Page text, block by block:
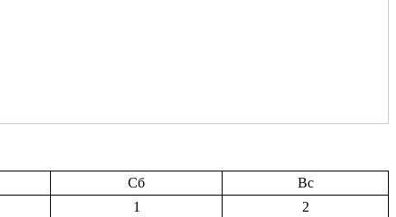
Сб
Вс
1
2